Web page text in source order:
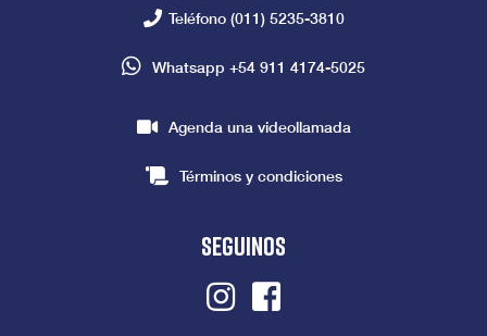
Teléfono (011) 5235-3810
Whatsapp +54 911 4174-5025
Agenda una videollamada
Términos y condiciones
seguinos
InstagramFacebook